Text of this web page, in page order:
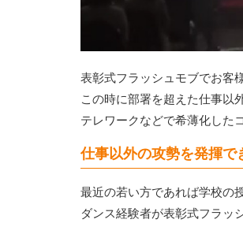
表彰式フラッシュモブでお客
この時に部署を超えた仕事以
テレワークなどで希薄化した
仕事以外の攻勢を発揮で
最近の若い方であれば学校の
ダンス経験者が表彰式フラッ